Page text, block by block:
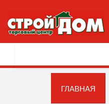
ГЛАВНАЯ